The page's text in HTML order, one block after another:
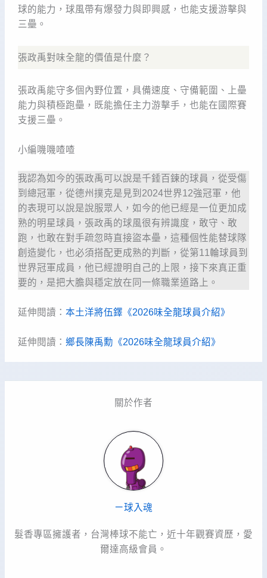
球的能力，球風帶有爆發力與即興感，也能支援游擊與
三壘。
張政禹對味全龍的價值是什麼？
張政禹能守多個內野位置，具備速度、守備範圍、上壘
能力與積極跑壘，既能擔任主力游擊手，也能在國際賽
支援三壘。
小編嘰嘰喳喳
我認為如今的張政禹可以說是千錘百鍊的球員，從受傷
到總冠軍，從德州撲克是見到2024世界12強冠軍，他
的表現可以說是說服眾人，如今的他已經是一位更加成
熟的明星球員，張政禹的球風很有辨識度，敢守、敢
跑，也敢在對手疏忽時直接盜本壘，這種個性能替球隊
創造變化，也必須搭配更成熟的判斷，從第11輪球員到
世界冠軍成員，他已經證明自己的上限，接下來真正重
要的，是把大膽與穩定放在同一條職業道路上。
延伸閱讀： 本土洋將伍鐸《2026味全龍球員介紹》
延伸閱讀： 鄉長陳禹勳《2026味全龍球員介紹》
關於作者
ㄧ球入魂
髮香專區擁護者，台灣棒球不能亡，近十年觀賽資歷，愛
爾達高級會員。